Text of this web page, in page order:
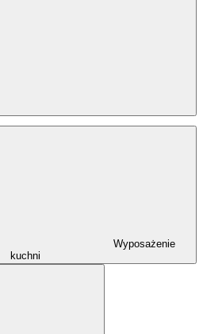
Wyposażenie
kuchni